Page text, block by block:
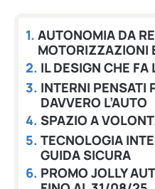
AUTONOMIA DA
MOTORIZZAZIONI
IL DESIGN CHE FA
INTERNI PENSATI
DAVVERO L’AUTO
SPAZIO A
TECNOLOGIA
GUIDA SICURA
PROMO JOLLY